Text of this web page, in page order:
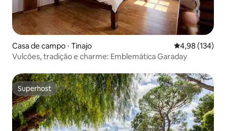
Casa de campo ⋅ Tinajo 4,98 de uma
4,98 (134)
Vulcões, tradição e charme: Emblemática Garaday
Superhost
Superhost